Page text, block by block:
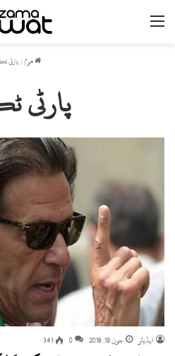
ھوم/پارٹی
ایڈیٹر جون 19, 2018 0
341